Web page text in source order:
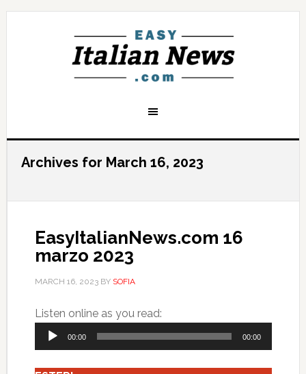
Archives for March 16, 2023
EasyItalianNews.com 16
marzo 2023
MARCH 16, 2023BY SOFIA
Listen online as you read:Audio
Player
00:00 00:00